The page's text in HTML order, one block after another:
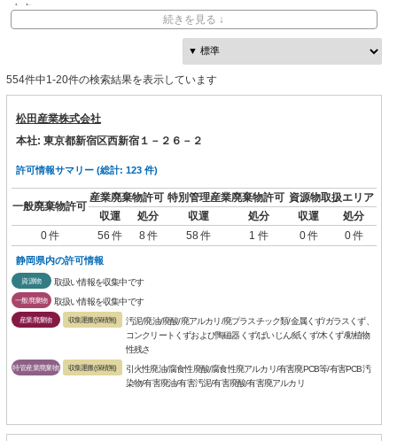
ます。
ZENETでは独自に収集した、本社・事業所の所在地、都道府県や市区町村ご
との取り扱い品目情報を無料で閲覧できます。
続きを見る ↓
554件中1-20件の検索結果を表示しています
松田産業株式会社
本社: 東京都新宿区西新宿１－２６－２
許可情報サマリー (総計: 123 件)
一般廃棄物許可
産業廃棄物許可 特別管理産業廃棄物許可 資源物取扱エリア
収運
処分 収運 処分 収運
処分
0 件
56 件 8 件 58 件 1 件 0 件 0 件
静岡県内の許可情報
資源物 取扱い情報を収集中です
一般廃棄物 取扱い情報を収集中です
産業廃棄物 収集運搬(保積無)
汚泥/廃油/廃酸/廃アルカリ/廃プラスチック類/金属くず/ガラスくず、
コンクリートくずおよび陶磁器くず/ばいじん/紙くず/木くず/動植物
性残さ
特管産業廃棄物 収集運搬(保積無)
引火性廃油/腐食性廃酸/腐食性廃アルカリ/有害廃PCB等/有害PCB汚
染物/有害廃油/有害汚泥/有害廃酸/有害廃アルカリ